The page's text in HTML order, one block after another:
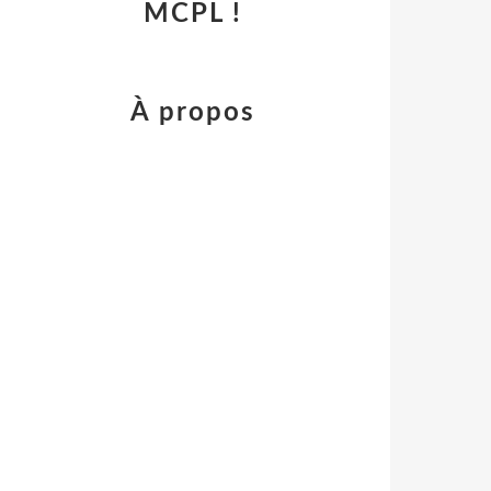
MCPL !
À propos